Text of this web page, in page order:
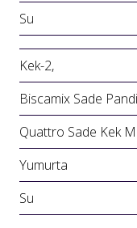
Su
Kek-2,
Biscamix Sade
Quattro Sade Kek
Yumurta
Su